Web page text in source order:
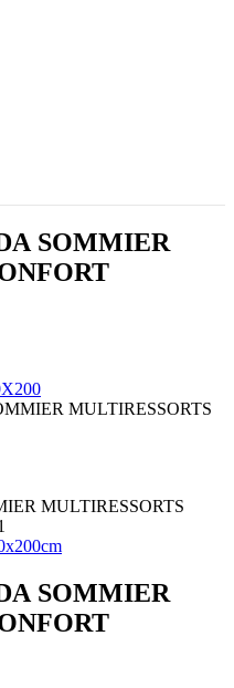
SOMMIER
MULTIRESSORTS
SOMMIER